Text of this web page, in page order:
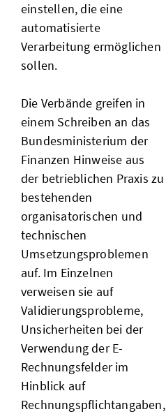
einstellen, die eine
automatisierte
Verarbeitung ermöglichen
sollen.
Die Verbände greifen in
einem Schreiben an das
Bundesministerium der
Finanzen Hinweise aus
der betrieblichen Praxis zu
bestehenden
organisatorischen und
technischen
Umsetzungsproblemen
auf. Im Einzelnen
verweisen sie auf
Validierungsprobleme,
Unsicherheiten bei der
Verwendung der E-
Rechnungsfelder im
Hinblick auf
Rechnungspflichtangaben,